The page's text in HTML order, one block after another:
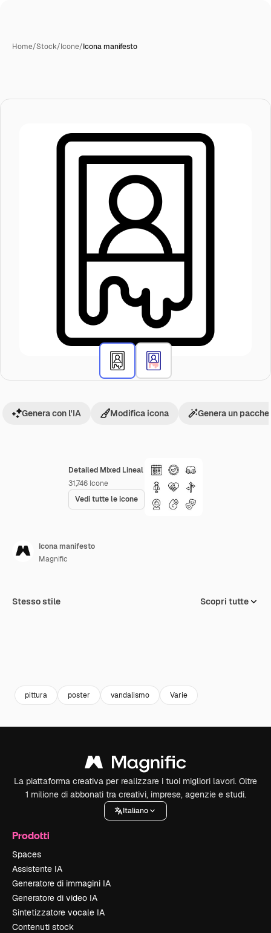
Home/Stock/Icone/Icona manifesto
Detailed Mixed Lineal
31,746 Icone
Vedi tutte le icone
Genera con l'IA Modifica icona Genera un
Icona manifesto
Magnific
Stesso stile Scopri tutte
pittura poster vandalismo Varie
La piattaforma creativa per realizzare i tuoi migliori lavori. Oltre
1 milione di abbonati tra creativi, imprese, agenzie e studi.
Italiano
Prodotti
Spaces
Assistente IA
Generatore di immagini IA
Generatore di video IA
Sintetizzatore vocale IA
Contenuti stock